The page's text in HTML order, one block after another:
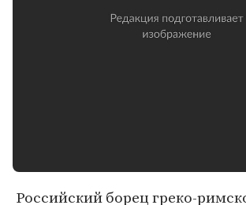
Российский борец греко-